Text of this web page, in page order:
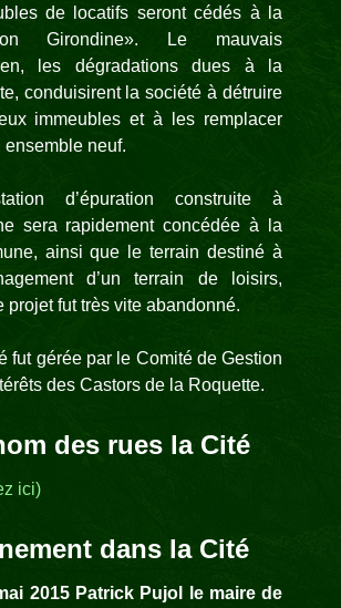
de locatifs seront cédés à la
Girondine». Le mauvais
les dégradations dues à la
conduisirent la société à détruire
immeubles et à les remplacer
ensemble neuf.
d’épuration construite à
sera rapidement concédée à la
ainsi que le terrain destiné à
t d’un terrain de loisirs,
projet fut très vite abandonné.
fut gérée par le Comité de Gestion
des Castors de la Roquette.
des rues la Cité
ici)
dans la Cité
2015 Patrick Pujol le maire de